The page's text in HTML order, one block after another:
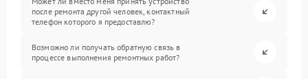
после ремонта другой человек, контактный
телефон которого я предоставлю?
Возможно ли получать обратную связь в
процессе выполнения ремонтных работ?